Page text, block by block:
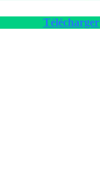
Télécharger